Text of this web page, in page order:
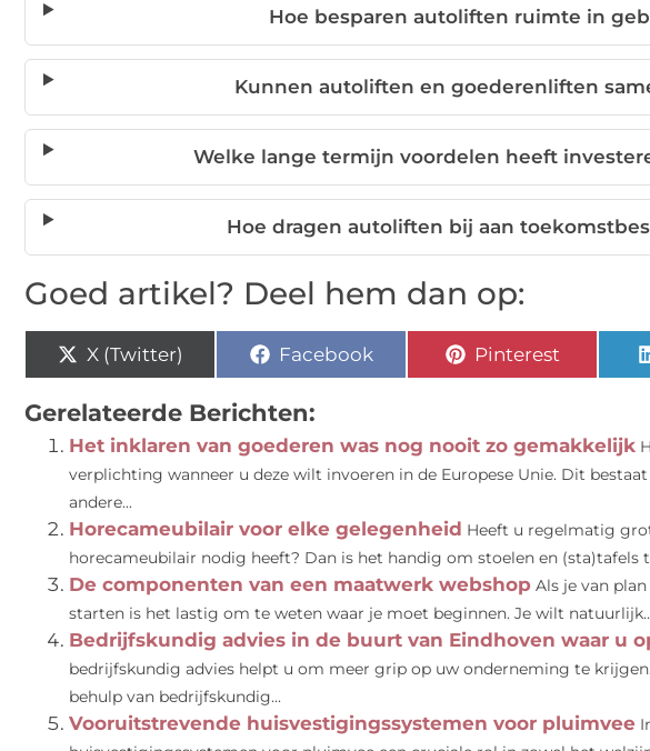
Hoe besparen autoliften ruimte in
Kunnen autoliften en goederenliften
Welke lange termijn voordelen heeft
Hoe dragen autoliften bij aan
Goed artikel? Deel hem dan op:
X (Twitter) Facebook Pinterest
Gerelateerde Berichten:
Het inklaren van goederen was nog nooit zo gemakkelijk
verplichting wanneer u deze wilt invoeren in de Europese Unie. Dit
andere...
Horecameubilair voor elke gelegenheid Heeft u regelmatig
horecameubilair nodig heeft? Dan is het handig om stoelen en (sta)tafels
De componenten van een maatwerk webshop Als je van
starten is het lastig om te weten waar je moet beginnen. Je wilt
Bedrijfskundig advies in de buurt van Eindhoven waar u
bedrijfskundig advies helpt u om meer grip op uw onderneming te
behulp van bedrijfskundig...
Vooruitstrevende huisvestigingssystemen voor pluimvee